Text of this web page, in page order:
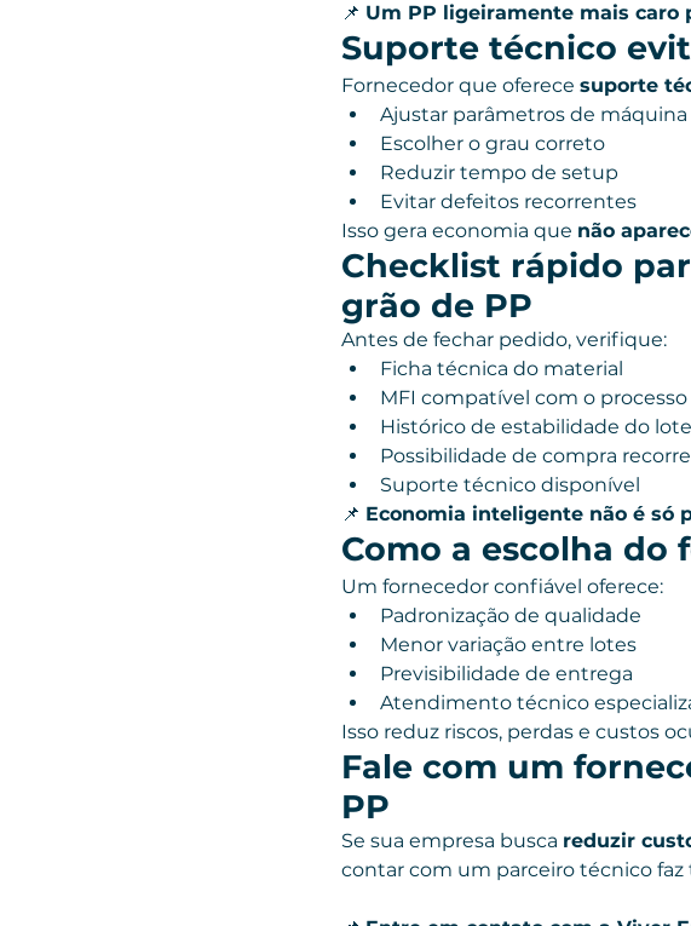
📌 Um PP ligeiramente mais caro
Suporte técnico
Fornecedor que oferece suporte
Ajustar parâmetros de máquina
Escolher o grau correto
Reduzir tempo de setup
Evitar defeitos recorrentes
Isso gera economia que não
Checklist rápido
grão de PP
Antes de fechar pedido, verifique:
Ficha técnica do material
MFI compatível com o processo
Histórico de estabilidade do lote
Possibilidade de compra
Suporte técnico disponível
📌 Economia inteligente não é só
Como a escolha do
Um fornecedor confiável oferece:
Padronização de qualidade
Menor variação entre lotes
Previsibilidade de entrega
Atendimento técnico
Isso reduz riscos, perdas e custos
Fale com um
PP
Se sua empresa busca reduzir
contar com um parceiro técnico faz